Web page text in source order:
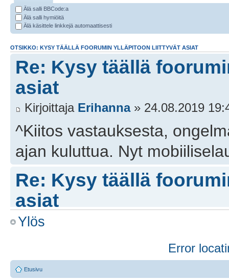
Älä salli BBCode:a
Älä salli hymiöitä
Älä käsittele linkkejä automaattisesti
OTSIKKO: KYSY TÄÄLLÄ FOORUMIN YLLÄPITOON LIITTYVÄT ASIAT
Re: Kysy täällä
asiat
Kirjoittaja Erihanna» 24.08.2019
^Kiitos vastauksesta,
ajan kuluttua. Nyt
Re: Kysy täällä
asiat
Kirjoittaja
^Vastaus tulee hiukan
valitettavasti taida
Ylös
Error
Etusivu